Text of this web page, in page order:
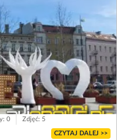
0 Zdjęć: 5
CZYTAJ DALEJ >>